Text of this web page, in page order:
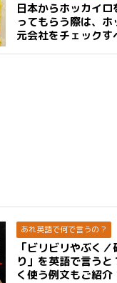
日本からホッカイ
ってもらう際は、
元会社をチェックす
あれ英語で何で言うの？
「ビリビリやぶく
り」を英語で言う
く使う例文もご紹介